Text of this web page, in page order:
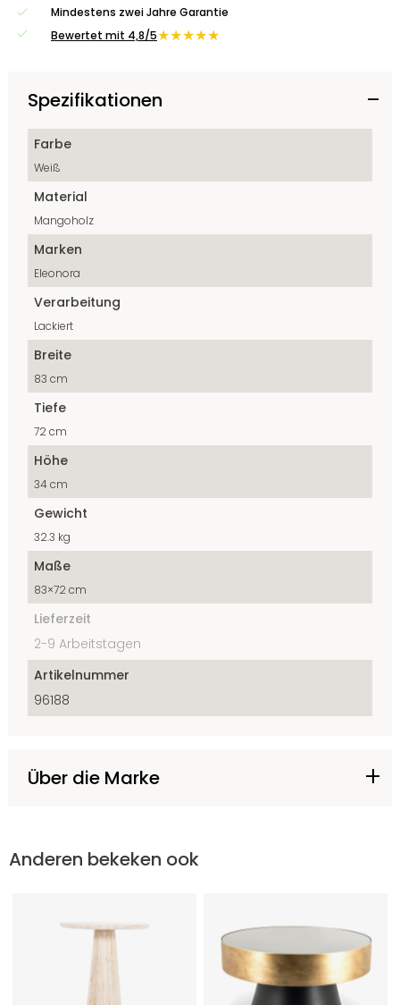
Mindestens zwei Jahre Garantie
Bewertet mit 4,8/5★★★★★
Spezifikationen
Farbe
Weiß
Material
Mangoholz
Marken
Eleonora
Verarbeitung
Lackiert
Breite
83 cm
Tiefe
72 cm
Höhe
34 cm
Gewicht
32.3 kg
Maße
83×72 cm
Lieferzeit
2-9 Arbeitstagen
Artikelnummer
96188
Über die Marke
Anderen bekeken ook